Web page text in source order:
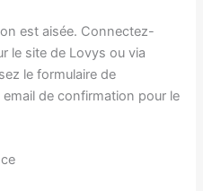
est aisée. Connectez-
le site de Lovys ou via
le formulaire de
de confirmation pour le